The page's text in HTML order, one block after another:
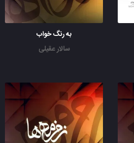
به رنگ خواب
سالار عقیلی